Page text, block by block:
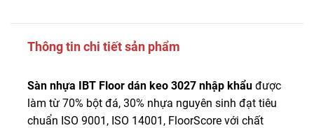
Thông tin chi tiết sản phẩm
Sàn nhựa IBT Floor dán keo 3027 nhập khẩu được
làm từ 70% bột đá, 30% nhựa nguyên sinh đạt tiêu
chuẩn ISO 9001, ISO 14001, FloorScore với chất